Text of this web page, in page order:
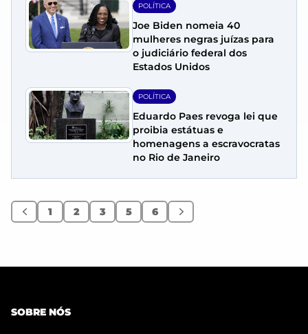
POLÍTICA
Joe Biden nomeia 40
mulheres negras juízas para
o judiciário federal dos
Estados Unidos
POLÍTICA
Eduardo Paes revoga lei que
proibia estátuas e
homenagens a escravocratas
no Rio de Janeiro
Anterior
1 2 3 5 6 Próximo
SOBRE NÓS